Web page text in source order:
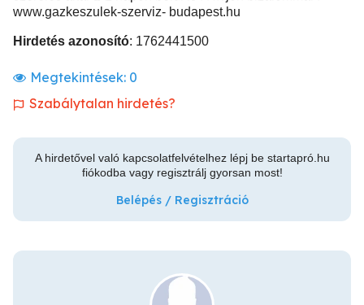
www.gazkeszulek-szerviz- budapest.hu
Hirdetés azonosító: 1762441500
Megtekintések: 0
Szabálytalan hirdetés?
A hirdetővel való kapcsolatfelvételhez lépj be startapró.hu
fiókodba vagy regisztrálj gyorsan most!
Belépés / Regisztráció